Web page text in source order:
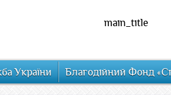
main_title
України Благодійний Фонд